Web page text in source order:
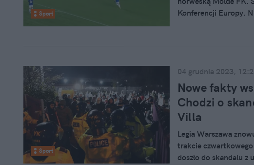
Sport
Konferencji Europy.
Sport
04 grudnia 2023,
Nowe fakty
Chodzi o
Villa
Legia Warszawa
trakcie
doszło do skandalu z